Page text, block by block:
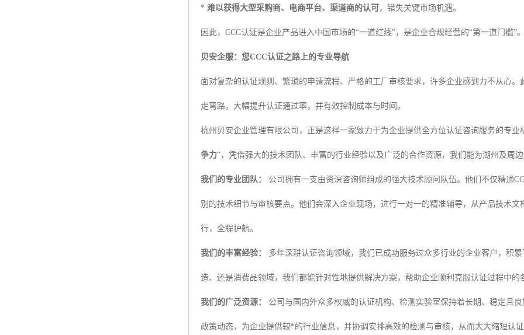
* 难以获得大型采购商、电商平台、渠道商的认可 ，错失关键市场机遇。
因此，CCC认证是企业产品进入中国市场的“一道红线”，是企业合规经营的“第一道门槛”
贝安企服：您CCC认证之路上的专业导航
面对复杂的认证规则、繁琐的申请流程、严格的工厂审核要求，许多企业感到力不从心
走弯路，大幅提升认证通过率，并有效控制成本与时间。
杭州贝安企业管理有限公司，正是这样一家致力于为企业提供全方位认证咨询服务的专业
争力”，凭借强大的技术团队、丰富的行业经验以及广泛的合作资源，我们能为湖州及周
我们的专业团队： 公司拥有一支由资深咨询师组成的强大技术顾问队伍。他们不仅精通
别的技术细节与审核要点。他们会深入企业现场，进行一对一的精准辅导，从产品技术
行，全程护航。
我们的丰富经验： 多年深耕认证咨询领域，我们已成功服务过众多行业的企业客户，积
造、还是消费品领域，我们都能针对性地提供解决方案，帮助企业顺利克服认证过程中的
我们的广泛资源： 公司与国内外众多权威的认证机构、检测实验室保持着长期、稳定且
政策动态，为企业提供较*的行业信息，并协调安排高效的检测与审核，从而大大缩短认